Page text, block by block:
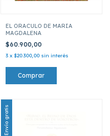
EL ORACULO DE MARIA
MAGDALENA
$60.900,00
3 x $20.300,00 sin interés
Envío gratis